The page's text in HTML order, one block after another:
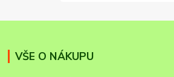
VŠE O NÁKUPU